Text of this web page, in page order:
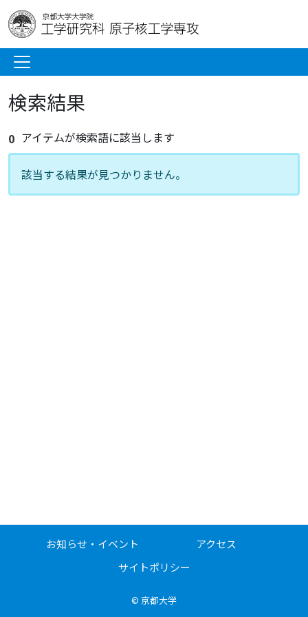
検索結果
0 アイテムが検索語に該当します
該当する結果が見つかりません。
© 京都大学
お知らせ・イベント
アクセス
サイトポリシー